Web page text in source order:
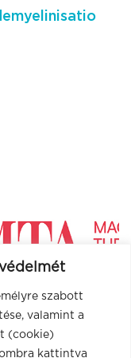
szabott
valamint a
(cookie)
kattintva